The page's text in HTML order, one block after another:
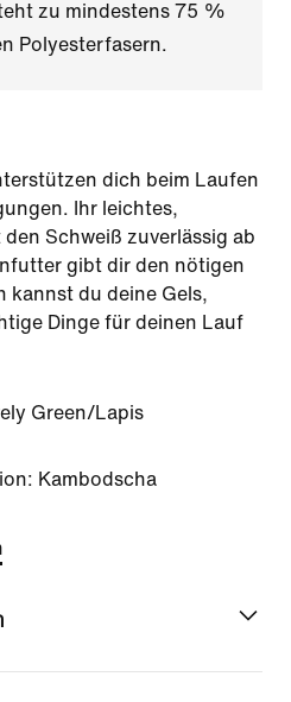
zu mindestens 75 %
Polyesterfasern.
dich beim Laufen
Ihr leichtes,
Schweiß zuverlässig ab
gibt dir den nötigen
kannst du deine Gels,
Dinge für deinen Lauf
Green/Lapis
Kambodscha